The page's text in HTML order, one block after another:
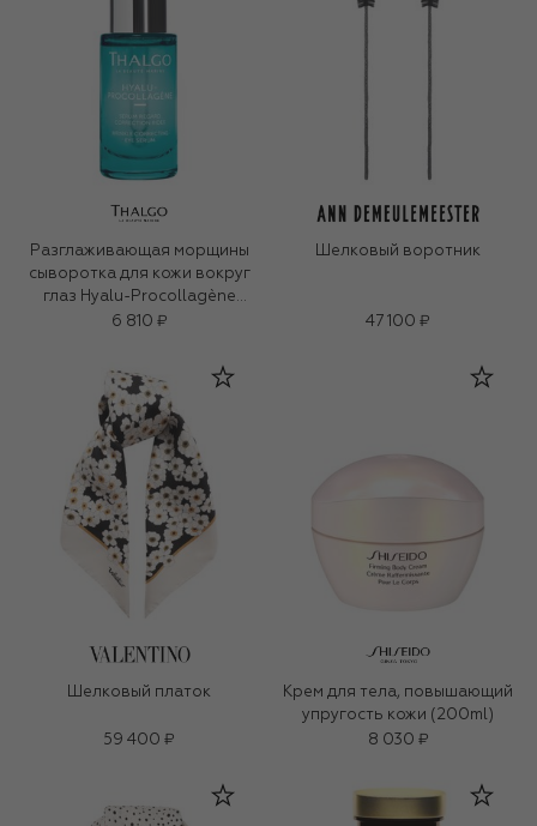
Разглаживающая морщины
сыворотка для кожи вокруг
глаз Hyalu-Procollagène
(15ml)
6 810 ₽
Шелковый воротник
47 100 ₽
Шелковый платок
59 400 ₽
Крем для тела, повышающий
упругость кожи (200ml)
8 030 ₽